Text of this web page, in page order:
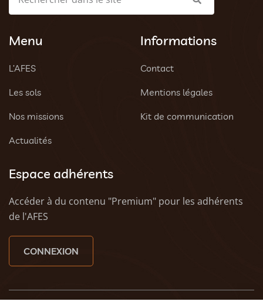
Menu
L’AFES
Les sols
Nos missions
Actualités
Informations
Contact
Mentions légales
Kit de communication
Espace adhérents
Accéder à du contenu "Premium" pour les adhérents
de l'AFES
CONNEXION